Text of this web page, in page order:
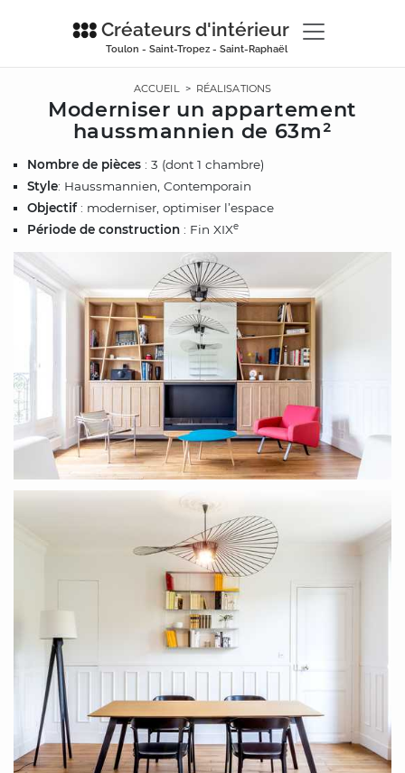
Créateurs d'intérieur
Toulon - Saint-Tropez - Saint-Raphaël
ACCUEIL> RÉALISATIONS
Moderniser un appartement
haussmannien de 63m²
Nombre de pièces : 3 (dont 1 chambre)
Style: Haussmannien, Contemporain
Objectif: moderniser, optimiser l’espace
Période de construction : Fin XIXe